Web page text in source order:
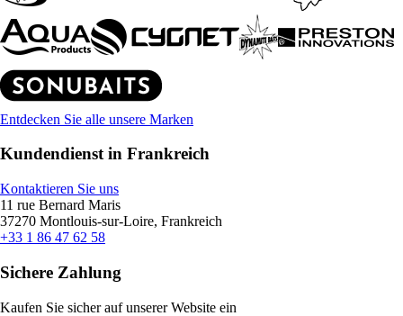
Entdecken Sie alle unsere Marken
Kundendienst in Frankreich
Kontaktieren Sie uns
11 rue Bernard Maris
37270 Montlouis-sur-Loire, Frankreich
+33 1 86 47 62 58
Sichere Zahlung
Kaufen Sie sicher auf unserer Website ein